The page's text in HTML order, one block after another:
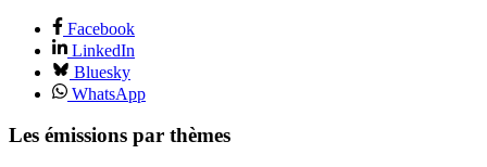
Facebook
LinkedIn
Bluesky
WhatsApp
Les émissions par thèmes